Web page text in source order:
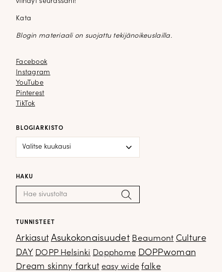
Kata
Blogin materiaali on suojattu tekijänoikeuslailla.
Facebook
Facebook
Instagram
Instagram
YouTube
YouTube
Pinterest
Pinterest
TikTok
TikTok
BLOGIARKISTO
HAKU
Haku: Hae
TUNNISTEET
Arkiasut Asukokonaisuudet Beaumont Culture
DAY DOPP Helsinki Dopphome DOPPwoman
Dream skinny farkut easy wide falke